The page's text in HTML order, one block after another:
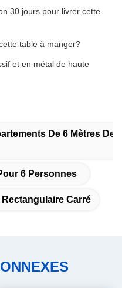
30 jours pour livrer cette
table à manger?
et en métal de haute
De 6 Mètres De
6 Personnes
Carré